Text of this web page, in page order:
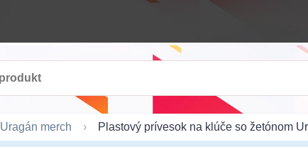
Uragán merch Plastový prívesok na klúče so žetónom